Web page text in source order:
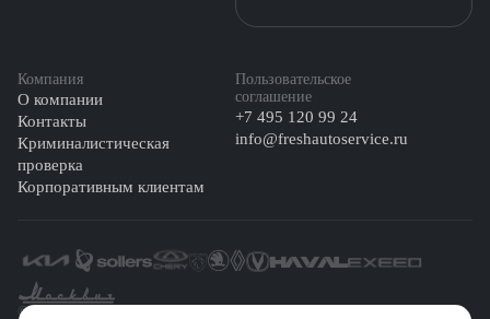
Компания
О компании
Контакты
Криминалистическая
проверка
Корпоративным клиентам
Пользовательское
соглашение
+7 495 120 99 24
info@freshautoservice.ru
©️ 2026 Fresh Auto